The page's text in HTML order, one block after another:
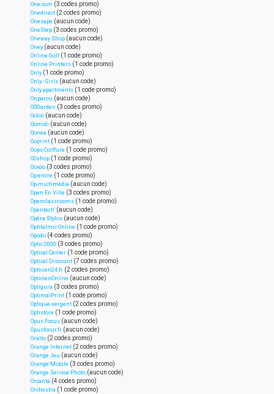
One.com (3 codes promo)
Onedirect (2 codes promo)
Onesape (aucun code)
OneStep (3 codes promo)
Oneway Shop (aucun code)
Oney (aucun code)
Online Golf (1 code promo)
Online Printers (1 code promo)
Only (1 code promo)
Only - Girls (aucun code)
Only apartments (1 code promo)
Onparou (aucun code)
OOGarden (3 codes promo)
Ooloc (aucun code)
Oomidi (aucun code)
Oonea (aucun code)
Ooprint (1 code promo)
Oops Coiffure (1 code promo)
OOshop (1 code promo)
Ooxoo (3 codes promo)
Op-encre (1 code promo)
Op-multimédia (aucun code)
Open En Ville (3 codes promo)
Openclassrooms (1 code promo)
Opentech' (aucun code)
Opéra Stylos (aucun code)
Ophtalmic Online (1 code promo)
Opodo (4 codes promo)
Optic 2000 (3 codes promo)
Optical Center (1 code promo)
Optical Discount (7 codes promo)
Opticien24.fr (2 codes promo)
OpticienOnline (aucun code)
Optigura (3 codes promo)
OptimalPrint (1 code promo)
Optique-sergent (2 codes promo)
Optistore (1 code promo)
Opus Focus (aucun code)
Opusfocur.fr (aucun code)
Oralto (2 codes promo)
Orange Internet (2 codes promo)
Orange Jeu (aucun code)
Orange Mobile (3 codes promo)
Orange Service Photo (aucun code)
Orcanta (4 codes promo)
Orchestra (1 code promo)